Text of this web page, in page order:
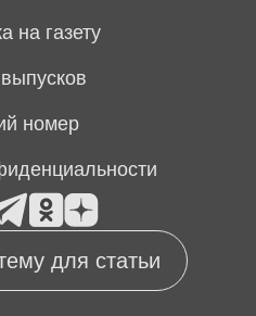
для статьи
на газету
номер